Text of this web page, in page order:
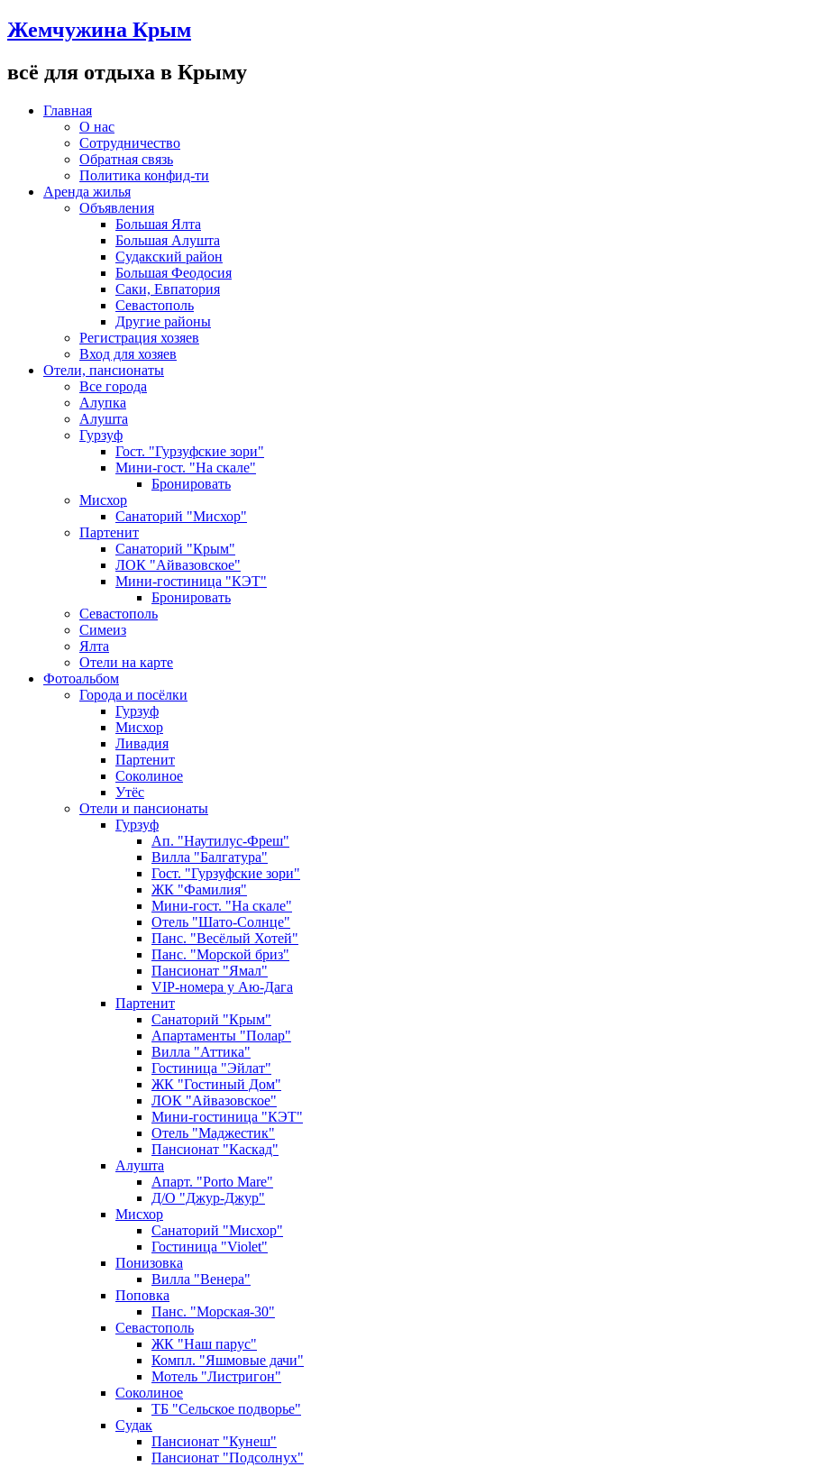
Жемчужина Крым
всё для отдыха в Крыму
Главная
О нас
Сотрудничество
Обратная связь
Политика конфид-ти
Аренда жилья
Объявления
Большая Ялта
Большая Алушта
Судакский район
Большая Феодосия
Саки, Евпатория
Севастополь
Другие районы
Регистрация хозяев
Вход для хозяев
Отели, пансионаты
Все города
Алупка
Алушта
Гурзуф
Гост. "Гурзуфские зори"
Мини-гост. "На скале"
Бронировать
Мисхор
Санаторий "Мисхор"
Партенит
Санаторий "Крым"
ЛОК "Айвазовское"
Мини-гостиница "КЭТ"
Бронировать
Севастополь
Симеиз
Ялта
Отели на карте
Фотоальбом
Города и посёлки
Гурзуф
Мисхор
Ливадия
Партенит
Соколиное
Утёс
Отели и пансионаты
Гурзуф
Ап. "Наутилус-Фреш"
Вилла "Балгатура"
Гост. "Гурзуфские зори"
ЖК "Фамилия"
Мини-гост. "На скале"
Отель "Шато-Солнце"
Панс. "Весёлый Хотей"
Панс. "Морской бриз"
Пансионат "Ямал"
VIP-номера у Аю-Дага
Партенит
Санаторий "Крым"
Апартаменты "Полар"
Вилла "Аттика"
Гостиница "Эйлат"
ЖК "Гостиный Дом"
ЛОК "Айвазовское"
Мини-гостиница "КЭТ"
Отель "Маджестик"
Пансионат "Каскад"
Алушта
Апарт. "Porto Mare"
Д/О "Джур-Джур"
Мисхор
Санаторий "Мисхор"
Гостиница "Violet"
Понизовка
Вилла "Венера"
Поповка
Панс. "Морская-30"
Севастополь
ЖК "Наш парус"
Компл. "Яшмовые дачи"
Мотель "Листригон"
Соколиное
ТБ "Сельское подворье"
Судак
Пансионат "Кунеш"
Пансионат "Подсолнух"